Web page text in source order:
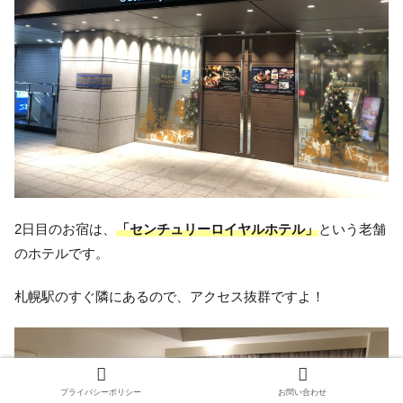
2日目のお宿は、 「センチュリーロイヤルホテル」という老舗
のホテルです。
札幌駅のすぐ隣にあるので、アクセス抜群ですよ！
プライバシーポリシー お問い合わせ